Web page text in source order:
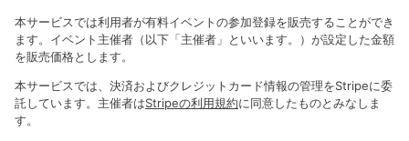
本サービスでは利用者が有料イベントの参加登録を販売することができ
ます。イベント主催者（以下「主催者」といいます。）が設定した金額
を販売価格とします。
本サービスでは、決済およびクレジットカード情報の管理をStripeに委
託しています。主催者はStripeの利用規約に同意したものとみなしま
す。